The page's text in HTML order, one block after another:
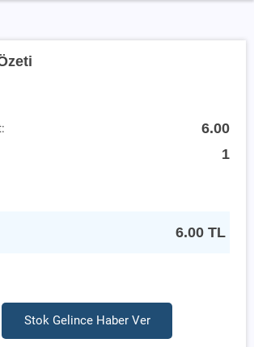
6.00
1
6.00 TL
Stok Gelince Haber Ver